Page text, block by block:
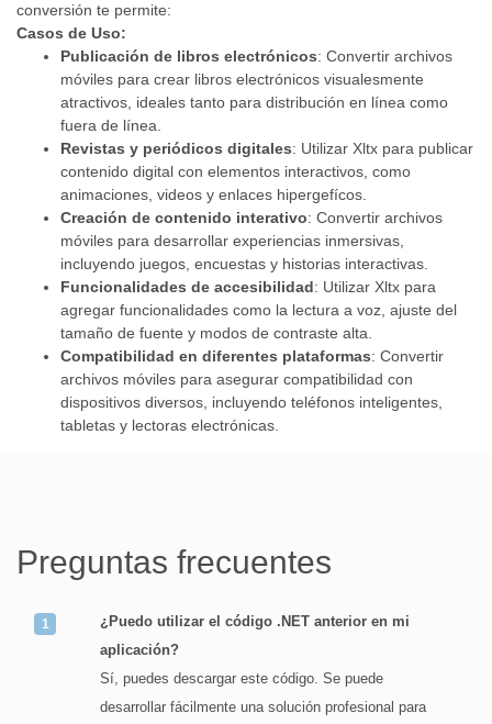
conversión te permite:
Casos de Uso:
Publicación de libros electrónicos: Convertir archivos
móviles para crear libros electrónicos visualesmente
atractivos, ideales tanto para distribución en línea como
fuera de línea.
Revistas y periódicos digitales: Utilizar Xltx para publicar
contenido digital con elementos interactivos, como
animaciones, videos y enlaces hipergefícos.
Creación de contenido interativo: Convertir archivos
móviles para desarrollar experiencias inmersivas,
incluyendo juegos, encuestas y historias interactivas.
Funcionalidades de accesibilidad: Utilizar Xltx para
agregar funcionalidades como la lectura a voz, ajuste del
tamaño de fuente y modos de contraste alta.
Compatibilidad en diferentes plataformas: Convertir
archivos móviles para asegurar compatibilidad con
dispositivos diversos, incluyendo teléfonos inteligentes,
tabletas y lectoras electrónicas.
Preguntas frecuentes
¿Puedo utilizar el código .NET anterior en mi
aplicación?
Sí, puedes descargar este código. Se puede
desarrollar fácilmente una solución profesional para